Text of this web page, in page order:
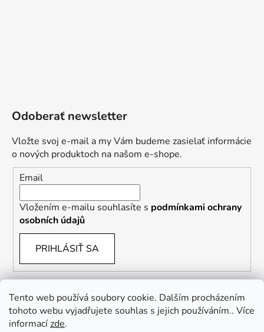
Tento web používá soubory cookie. Dalším procházením
tohoto webu vyjadřujete souhlas s jejich používáním.. Více
informacízde.
Odoberať newsletter
Vložte svoj e-mail a my Vám budeme zasielať informácie
o nových produktoch na našom e-shope.
Email
Vložením e-mailu souhlasíte s podmínkami ochrany
osobních údajů
PRIHLÁSIŤ SA